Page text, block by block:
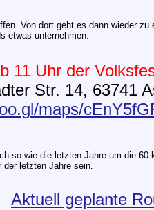
Von dort geht es dann wieder
etwas unternehmen.
11 Uhr der
Str. 14, 63741
maps/
so wie die letzten Jahre um die 60
der letzten Jahre sein.
Aktuell geplante